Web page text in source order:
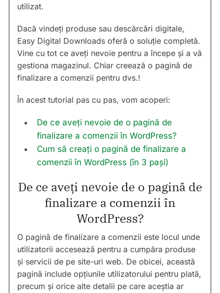
utilizat.
Dacă vindeți produse sau descărcări digitale,
Easy Digital Downloads oferă o soluție completă.
Vine cu tot ce aveți nevoie pentru a începe și a vă
gestiona magazinul. Chiar creează o pagină de
finalizare a comenzii pentru dvs.!
În acest tutorial pas cu pas, vom acoperi:
De ce aveți nevoie de o pagină de
finalizare a comenzii în WordPress?
Cum să creați o pagină de finalizare a
comenzii în WordPress (în 3 pași)
De ce aveți nevoie de o pagină de
finalizare a comenzii în
WordPress?
O pagină de finalizare a comenzii este locul unde
utilizatorii accesează pentru a cumpăra produse
și servicii de pe site-uri web. De obicei, această
pagină include opțiunile utilizatorului pentru plată,
precum și orice alte detalii pe care aceștia ar